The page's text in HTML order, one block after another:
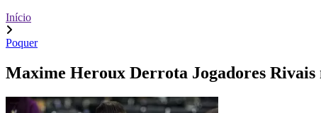
Início
Poquer
Maxime Heroux Derrota Jogadores